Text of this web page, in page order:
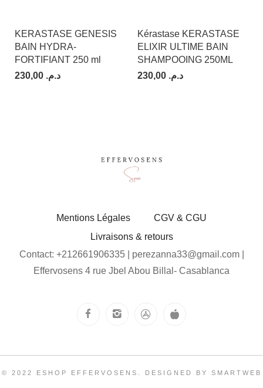
KERASTASE GENESIS
BAIN HYDRA-
FORTIFIANT 250 ml
د.م. 230,00
Kérastase KERASTASE
ELIXIR ULTIME BAIN
SHAMPOOING 250ML
د.م. 230,00
Mentions Légales
CGV & CGU
Livraisons & retours
Contact: +212661906335 | perezanna33@gmail.com |
Effervosens 4 rue Jbel Abou Billal- Casablanca
© 2022 ESHOP EFFERVOSENS. DESIGNED BY SMARTWEB